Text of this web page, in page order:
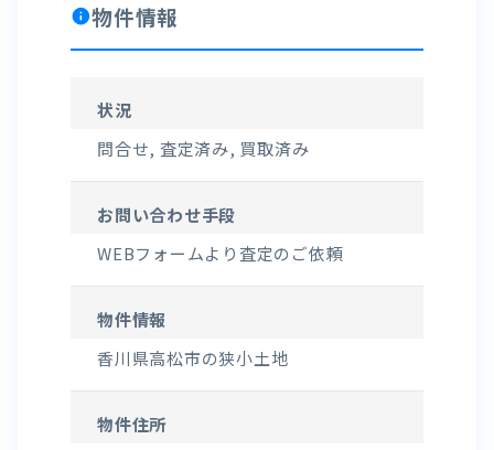
info物件情報
状況
問合せ, 査定済み, 買取済み
お問い合わせ手段
WEBフォームより査定のご依頼
物件情報
香川県高松市の狭小土地
物件住所